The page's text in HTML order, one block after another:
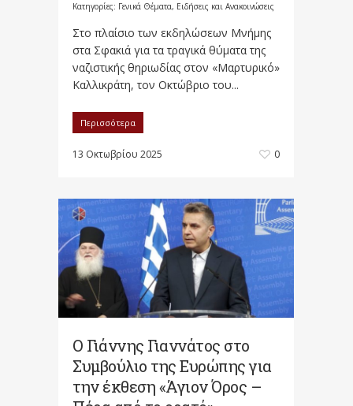
Κατηγορίες: Γενικά Θέματα, Ειδήσεις και Ανακοινώσεις
Στο πλαίσιο των εκδηλώσεων Μνήμης
στα Σφακιά για τα τραγικά θύματα της
ναζιστικής θηριωδίας στον «Μαρτυρικό»
Καλλικράτη, τον Οκτώβριο του...
Περισσότερα
13 Οκτωβρίου 2025 0
Ο Γιάννης Γιαννάτος στο
Συμβούλιο της Ευρώπης για
την έκθεση «Άγιον Όρος –